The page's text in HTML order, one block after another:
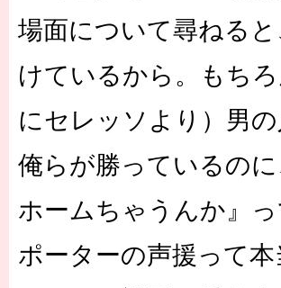
場面について尋ねる
けているから。もち
にセレッソより）男
俺らが勝っているの
ホームちゃうんか』
ポーターの声援って